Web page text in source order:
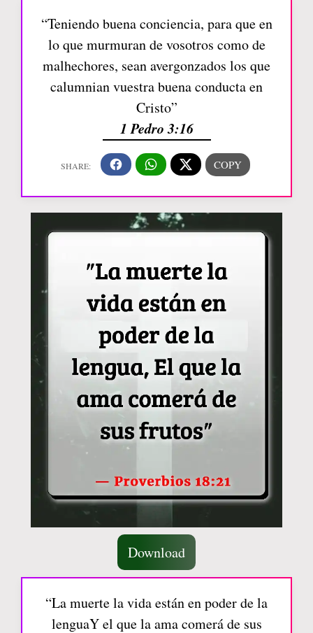
“Teniendo buena conciencia, para que en
lo que murmuran de vosotros como de
malhechores, sean avergonzados los que
calumnian vuestra buena conducta en
Cristo”
1 Pedro 3:16
Download
“La muerte la vida están en poder de la
lenguaY el que la ama comerá de sus